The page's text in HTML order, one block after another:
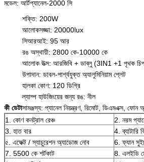
মডেল: আর্টপ্যানেল-2000 সি
কী ডেটা
শক্তি: 200W
আলোকসজ্জা: 20000lux
সিআরআই: 95 আর
রঙ অস্থায়ী: 2800 কে-10000 কে
আলোক উত্স: আরজিবি + ডাব্লু (3IN1 +1 পৃথক
উপাদান: ডাবল-পার্শ্বযুক্ত অ্যালুমিনিয়াম প্লেট
হালকা কোণ: 120 ডিগ্রি
ল্যাম্প হাউজিংয়ের জন্য রঙ: নীল
সামঞ্জস্য: প্যানেল নিয়ন্ত্রণ, রিমোট, ডিএমএক্স, ফোন
1. কোণ কনট্রাল রেঞ্চ
2. নরম
3. হাত বার
4. ব্যাটারি
৫. এফেক্ট / স্যাচুরেশন অ্যাডোজ নোব
6. ফ্যান
7. 5500 কে শর্টকাট
8. এলইডি